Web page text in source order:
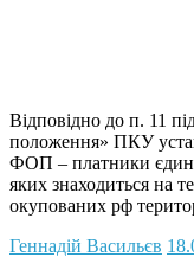
Відповідно до п. 11
положення» ПКУ
ФОП – платники
яких знаходиться на
окупованих рф
Геннадій Васильєв